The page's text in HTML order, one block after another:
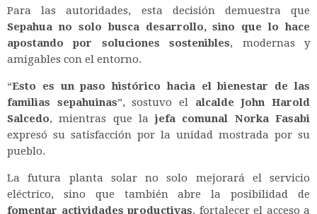
Para las autoridades, esta decisión demuestra que
Sepahua no solo busca desarrollo, sino que lo hace
apostando por soluciones sostenibles, modernas y
amigables con el entorno.
“Esto es un paso histórico hacia el bienestar de las
familias sepahuinas”, sostuvo el alcalde John Harold
Salcedo, mientras que lajefa comunal Norka Fasabi
expresó su satisfacción por la unidad mostrada por su
pueblo.
La futura planta solar no solo mejorará el servicio
eléctrico, sino que también abre la posibilidad de
fomentar actividades productivas, fortalecer el acceso a